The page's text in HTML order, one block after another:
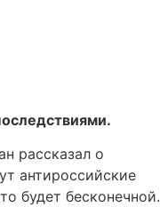
рассказал о
антироссийские
будет бесконечной.